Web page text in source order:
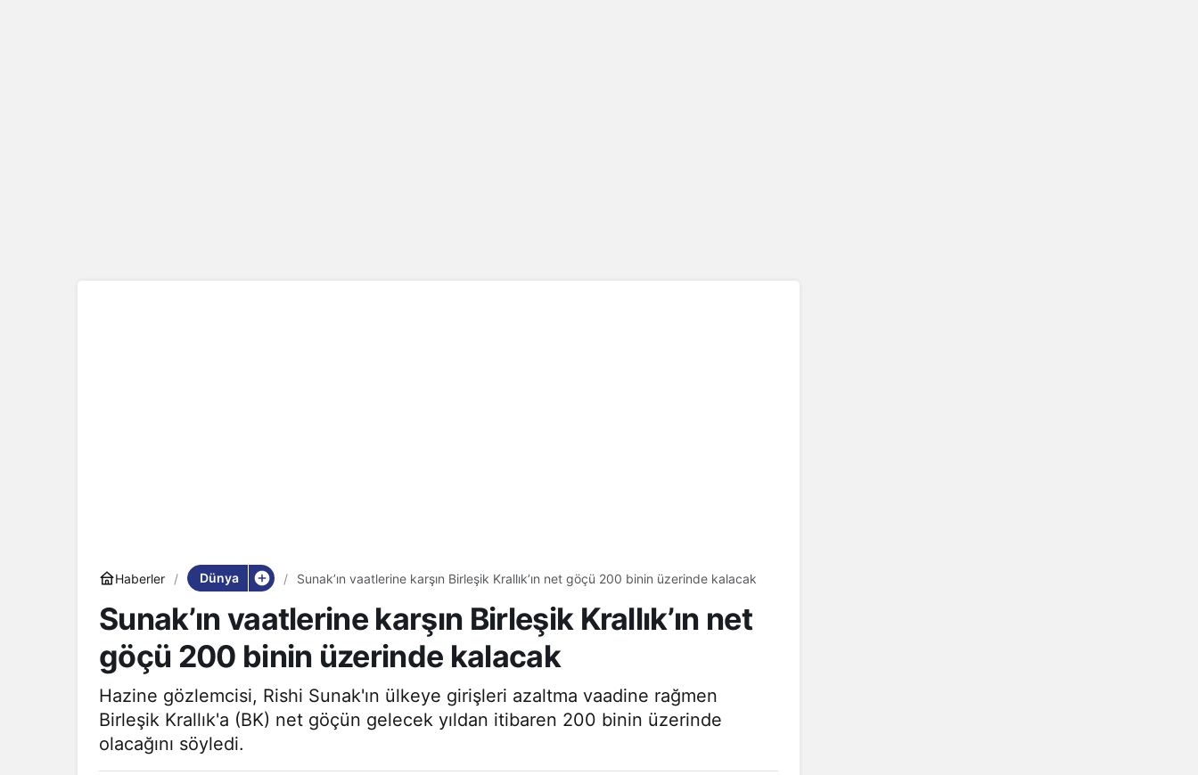
Haberler Dünya Sunak’ın vaatlerine karşın Birleşik Krallık’ın net göçü 200 binin üzerinde kalacak
Sunak’ın vaatlerine karşın Birleşik Krallık’ın net
göçü 200 binin üzerinde kalacak
Hazine gözlemcisi, Rishi Sunak'ın ülkeye girişleri azaltma vaadine rağmen
Birleşik Krallık'a (BK) net göçün gelecek yıldan itibaren 200 binin üzerinde
olacağını söyledi.